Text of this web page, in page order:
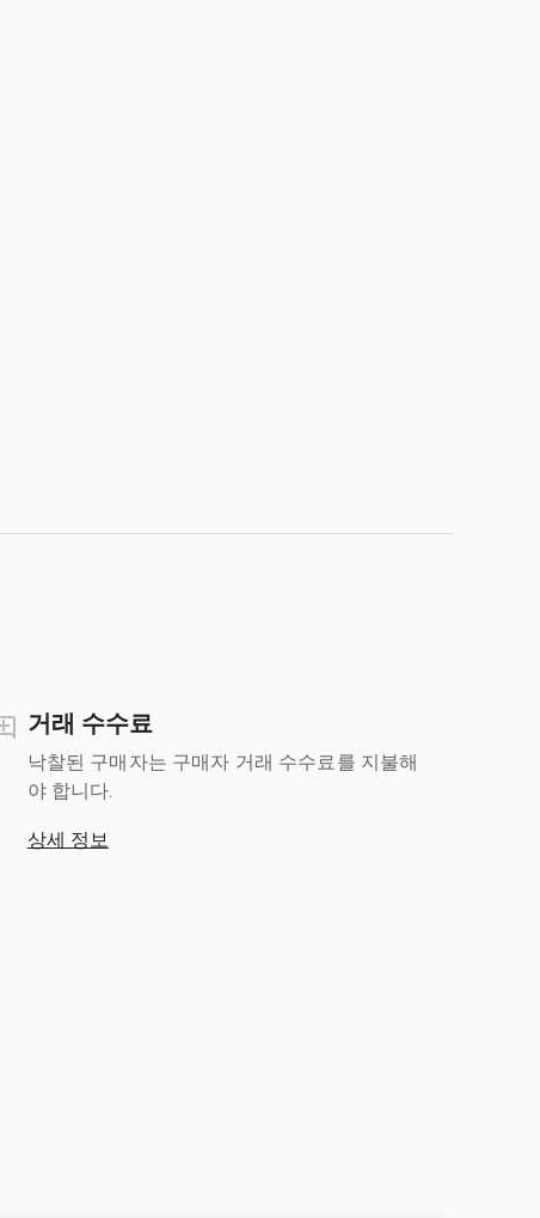
거래 수수료
낙찰된 구매자는 구매자 거래 수수료를 지불해
야 합니다.
상세 정보